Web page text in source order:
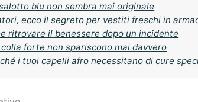
blu non sembra mai originale
ecco il segreto per vestiti freschi in
ritrovare il benessere dopo un incidente
forte non spariscono mai davvero
i tuoi capelli afro necessitano di cure